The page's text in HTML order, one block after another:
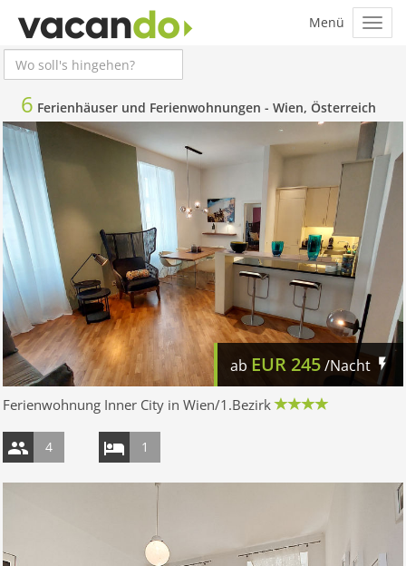
6 Ferienhäuser und Ferienwohnungen - Wien, Österreich
ab EUR245/Nacht
Ferienwohnung Inner City in Wien/1.Bezirk
4 1